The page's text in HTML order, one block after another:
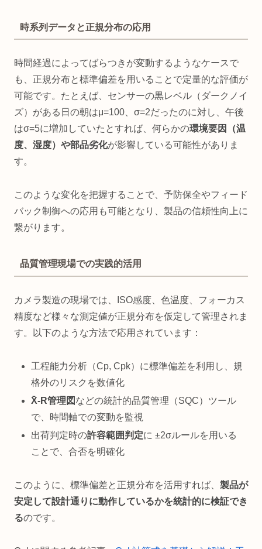
時系列データと正規分布の応用
時間経過によってばらつきが変動するようなケースで
も、正規分布と標準偏差を用いることで定量的な評価が
可能です。たとえば、センサーの黒レベル（ダークノイ
ズ）がある日の朝はμ=100、σ=2だったのに対し、午後
はσ=5に増加していたとすれば、何らかの環境要因（温
度、湿度）や部品劣化が影響している可能性がありま
す。
このような変化を把握することで、予防保全やフィード
バック制御への応用も可能となり、製品の信頼性向上に
繋がります。
品質管理現場での実践的活用
カメラ製造の現場では、ISO感度、色温度、フォーカス
精度など様々な測定値が正規分布を仮定して管理されま
す。以下のような方法で応用されています：
工程能力分析（Cp, Cpk）に標準偏差を利用し、規
格外のリスクを数値化
X̄-R管理図 などの統計的品質管理（SQC）ツール
で、時間軸での変動を監視
出荷判定時の許容範囲判定に ±2σルールを用いる
ことで、合否を明確化
このように、標準偏差と正規分布を活用すれば、 製品が
安定して設計通りに動作しているかを統計的に検証でき
るのです。